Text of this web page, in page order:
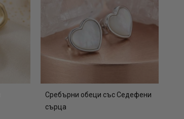
Сребърни обеци със Седефени
сърца